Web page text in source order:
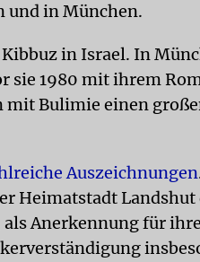
und in München.
in Israel. In
sie 1980 mit ihrem
mit Bulimie einen
Auszeichnungen
Heimatstadt Landshut
Anerkennung für